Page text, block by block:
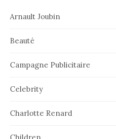
Arnault Joubin
Beauté
Campagne Publicitaire
Celebrity
Charlotte Renard